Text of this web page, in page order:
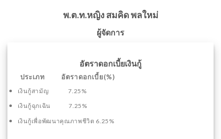
พ.ต.ท.หญิง สมคิด พลใหม่
ผู้จัดการ
อัตราดอกเบี้ยเงินกู้
ประเภท อัตราดอกเบี้ย(%)
เงินกู้สามัญ 7.25%
เงินกู้ฉุกเฉิน 7.25%
เงินกู้เพื่อพัฒนาคุณภาพชีวิต 6.25%